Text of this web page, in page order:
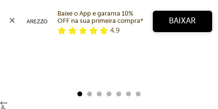
Baixe o App e garanta 10%
OFF na sua primeira compra*
4,9
BAIXAR